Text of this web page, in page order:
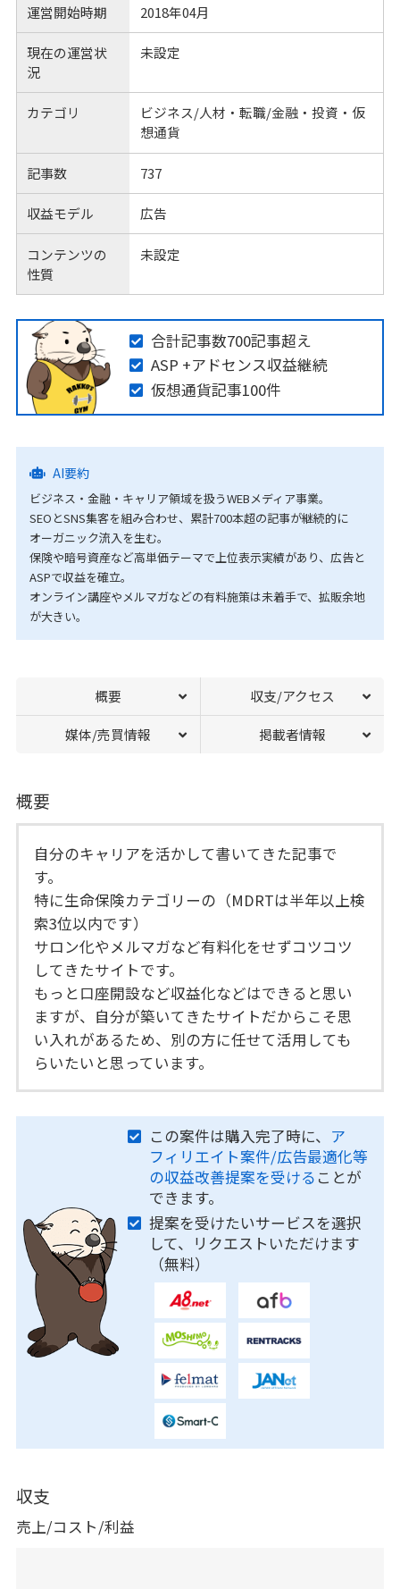
運営開始時期 2018年04月
現在の運営状
況
未設定
カテゴリ
ビジネス/人材・転職/金融・投資・仮
想通貨
記事数 737
収益モデル 広告
コンテンツの
性質
未設定
合計記事数700記事超え
ASP +アドセンス収益継続
仮想通貨記事100件
AI要約
ビジネス・金融・キャリア領域を扱うWEBメディア事業。
SEOとSNS集客を組み合わせ、累計700本超の記事が継続的に
オーガニック流入を生む。
保険や暗号資産など高単価テーマで上位表示実績があり、広告と
ASPで収益を確立。
オンライン講座やメルマガなどの有料施策は未着手で、拡販余地
が大きい。
概要 収支/アクセス
媒体/売買情報 掲載者情報
概要
自分のキャリアを活かして書いてきた記事で
す。
特に生命保険カテゴリーの（MDRTは半年以上検
索3位以内です）
サロン化やメルマガなど有料化をせずコツコツ
してきたサイトです。
もっと口座開設など収益化などはできると思い
ますが、自分が築いてきたサイトだからこそ思
い入れがあるため、別の方に任せて活用しても
らいたいと思っています。
この案件は購入完了時に、 ア
フィリエイト案件/広告最適化等
の収益改善提案を受ける ことが
できます。
提案を受けたいサービスを選択
して、リクエストいただけます
（無料）
収支
売上/コスト/利益